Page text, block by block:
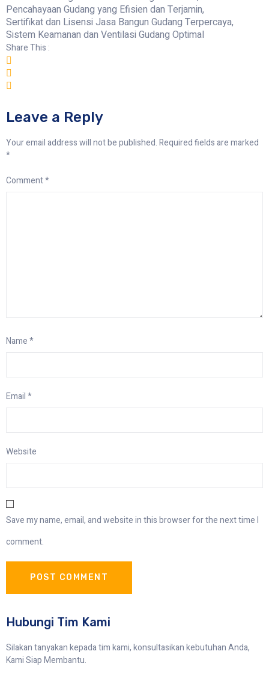
Pencahayaan Gudang yang Efisien dan Terjamin,
Sertifikat dan Lisensi Jasa Bangun Gudang Terpercaya,
Sistem Keamanan dan Ventilasi Gudang Optimal
Share This :
Leave a Reply
Your email address will not be published.Required fields are marked
*
Comment*
Name*
Email*
Website
Save my name, email, and website in this browser for the next time I
comment.
Hubungi Tim Kami
Silakan tanyakan kepada tim kami, konsultasikan kebutuhan Anda,
Kami Siap Membantu.